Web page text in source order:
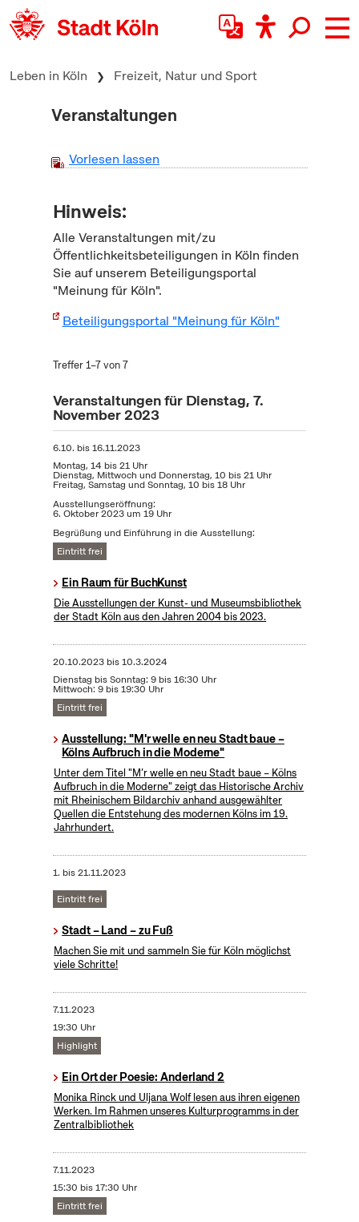
zum Inhalt springen
Leben in Köln Freizeit, Natur und Sport
Veranstaltungen
Vorlesen lassen
Hinweis:
Alle Veranstaltungen mit/zu
Öffentlichkeitsbeteiligungen in Köln finden
Sie auf unserem Beteiligungsportal
"Meinung für Köln".
Beteiligungsportal "Meinung für Köln"
Treffer 1–7 von 7
Veranstaltungen für Dienstag, 7.
November 2023
6.10. bis16.11.2023
Montag, 14 bis 21 Uhr
Dienstag, Mittwoch und Donnerstag, 10 bis 21 Uhr
Freitag, Samstag und Sonntag, 10 bis 18 Uhr
Ausstellungseröffnung:
6. Oktober 2023 um 19 Uhr
Begrüßung und Einführung in die Ausstellung:
Eintritt frei
Ein Raum für BuchKunst
Die Ausstellungen der Kunst- und Museumsbibliothek
der Stadt Köln aus den Jahren 2004 bis 2023.
20.10.2023bis10.3.2024
Dienstag bis Sonntag: 9 bis 16:30 Uhr
Mittwoch: 9 bis 19:30 Uhr
Eintritt frei
Ausstellung: "M'r welle en neu Stadt baue –
Kölns Aufbruch in die Moderne"
Unter dem Titel "M’r welle en neu Stadt baue – Kölns
Aufbruch in die Moderne" zeigt das Historische Archiv
mit Rheinischem Bildarchiv anhand ausgewählter
Quellen die Entstehung des modernen Kölns im 19.
Jahrhundert.
1. bis21.11.2023
Eintritt frei
Stadt – Land – zu Fuß
Machen Sie mit und sammeln Sie für Köln möglichst
viele Schritte!
7.11.2023
19:30 Uhr
Highlight
Ein Ort der Poesie: Anderland 2
Monika Rinck und Uljana Wolf lesen aus ihren eigenen
Werken. Im Rahmen unseres Kulturprogramms in der
Zentralbibliothek
7.11.2023
15:30 bis 17:30 Uhr
Eintritt frei